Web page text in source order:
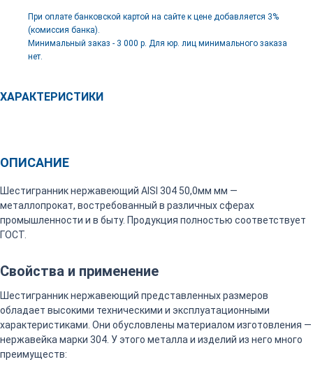
При оплате банковской картой на сайте к цене добавляется 3%
(комиссия банка).
Минимальный заказ - 3 000 р. Для юр. лиц минимального заказа
нет.
ХАРАКТЕРИСТИКИ
ОПИСАНИЕ
Шестигранник нержавеющий AISI 304 50,0мм мм —
металлопрокат, востребованный в различных сферах
промышленности и в быту. Продукция полностью соответствует
ГОСТ.
Свойства и применение
Шестигранник нержавеющий представленных размеров
обладает высокими техническими и эксплуатационными
характеристиками. Они обусловлены материалом изготовления —
нержавейка марки 304. У этого металла и изделий из него много
преимуществ: